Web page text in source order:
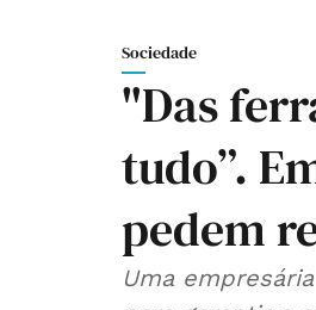
Sociedade
"Das
tudo”.
pedem
Uma